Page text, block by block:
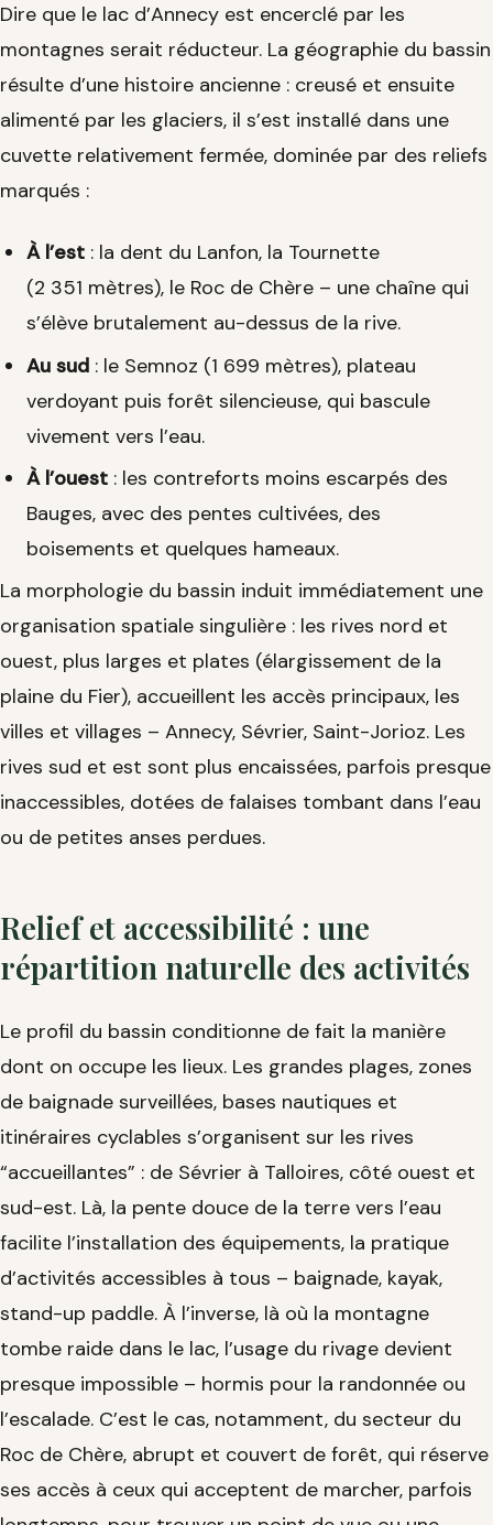
Dire que le lac d’Annecy est encerclé par les
montagnes serait réducteur. La géographie du bassin
résulte d’une histoire ancienne : creusé et ensuite
alimenté par les glaciers, il s’est installé dans une
cuvette relativement fermée, dominée par des reliefs
marqués :
À l’est : la dent du Lanfon, la Tournette
(2 351 mètres), le Roc de Chère – une chaîne qui
s’élève brutalement au-dessus de la rive.
Au sud : le Semnoz (1 699 mètres), plateau
verdoyant puis forêt silencieuse, qui bascule
vivement vers l’eau.
À l’ouest : les contreforts moins escarpés des
Bauges, avec des pentes cultivées, des
boisements et quelques hameaux.
La morphologie du bassin induit immédiatement une
organisation spatiale singulière : les rives nord et
ouest, plus larges et plates (élargissement de la
plaine du Fier), accueillent les accès principaux, les
villes et villages – Annecy, Sévrier, Saint-Jorioz. Les
rives sud et est sont plus encaissées, parfois presque
inaccessibles, dotées de falaises tombant dans l’eau
ou de petites anses perdues.
Relief et accessibilité : une
répartition naturelle des activités
Le profil du bassin conditionne de fait la manière
dont on occupe les lieux. Les grandes plages, zones
de baignade surveillées, bases nautiques et
itinéraires cyclables s’organisent sur les rives
“accueillantes” : de Sévrier à Talloires, côté ouest et
sud-est. Là, la pente douce de la terre vers l’eau
facilite l’installation des équipements, la pratique
d’activités accessibles à tous – baignade, kayak,
stand-up paddle. À l’inverse, là où la montagne
tombe raide dans le lac, l’usage du rivage devient
presque impossible – hormis pour la randonnée ou
l’escalade. C’est le cas, notamment, du secteur du
Roc de Chère, abrupt et couvert de forêt, qui réserve
ses accès à ceux qui acceptent de marcher, parfois